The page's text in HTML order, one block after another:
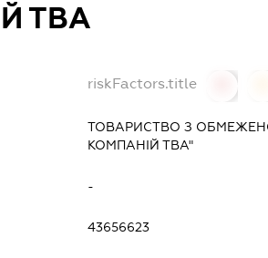
ТВА
riskFactors.title
ТОВАРИСТВО З
КОМПАНІЙ ТВА"
-
43656623